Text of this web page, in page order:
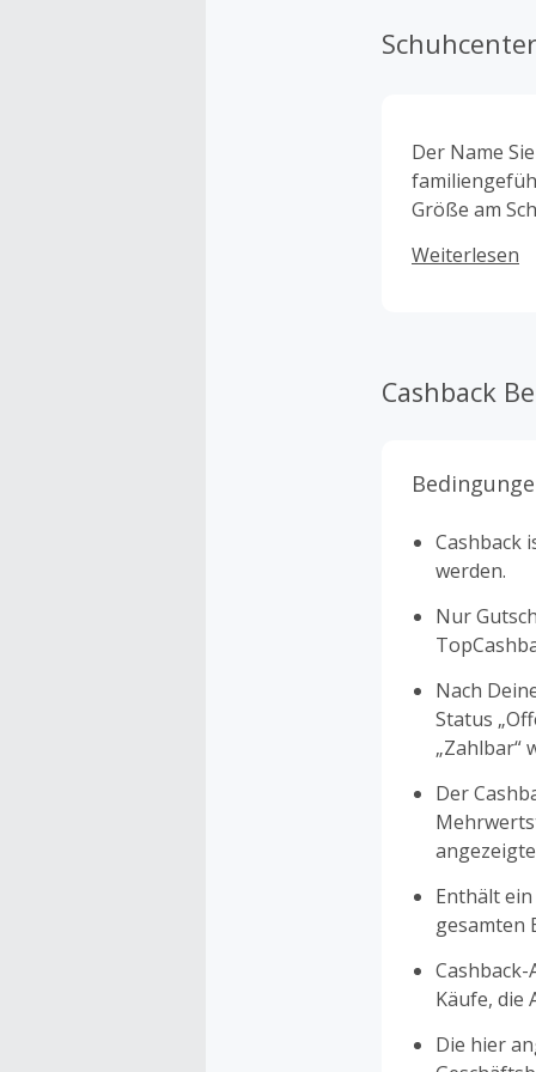
Schuhcenter
Der Name
Größe am
Adidas, Nike,
Weiterlesen
Cashback
Cashback
werden.
Nur
Nach
Status
„Zahlbar“
Der
Enthält
gesamten
Käufe, die
Die hier